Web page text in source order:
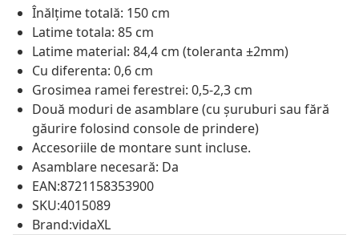
Înălțime totală: 150 cm
Latime totala: 85 cm
Latime material: 84,4 cm (toleranta ±2mm)
Cu diferenta: 0,6 cm
Grosimea ramei ferestrei: 0,5-2,3 cm
Două moduri de asamblare (cu șuruburi sau fără
găurire folosind console de prindere)
Accesoriile de montare sunt incluse.
Asamblare necesară: Da
EAN:8721158353900
SKU:4015089
Brand:vidaXL